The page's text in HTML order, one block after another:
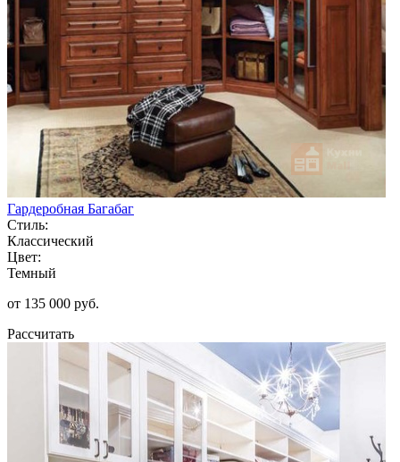
Гардеробная Багабаг
Стиль:
Классический
Цвет:
Темный
от 135 000 руб.
Рассчитать